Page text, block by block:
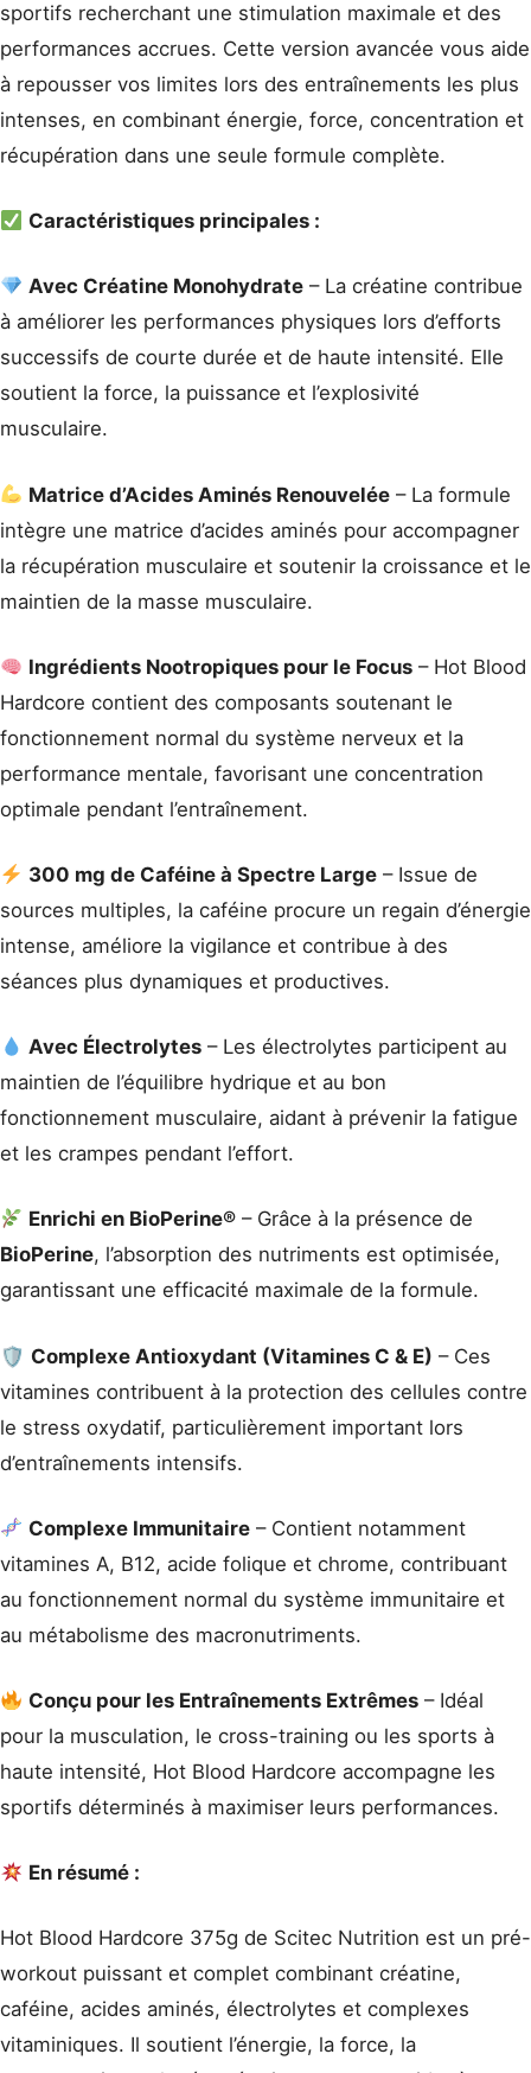
sportifs recherchant une stimulation maximale et des
performances accrues. Cette version avancée vous aide
à repousser vos limites lors des entraînements les plus
intenses, en combinant énergie, force, concentration et
récupération dans une seule formule complète.
Caractéristiques principales :
Avec Créatine Monohydrate – La créatine contribue
à améliorer les performances physiques lors d’efforts
successifs de courte durée et de haute intensité. Elle
soutient la force, la puissance et l’explosivité
musculaire.
Matrice d’Acides Aminés Renouvelée – La formule
intègre une matrice d’acides aminés pour accompagner
la récupération musculaire et soutenir la croissance et le
maintien de la masse musculaire.
Ingrédients Nootropiques pour le Focus – Hot Blood
Hardcore contient des composants soutenant le
fonctionnement normal du système nerveux et la
performance mentale, favorisant une concentration
optimale pendant l’entraînement.
300 mg de Caféine à Spectre Large – Issue de
sources multiples, la caféine procure un regain d’énergie
intense, améliore la vigilance et contribue à des
séances plus dynamiques et productives.
Avec Électrolytes – Les électrolytes participent au
maintien de l’équilibre hydrique et au bon
fonctionnement musculaire, aidant à prévenir la fatigue
et les crampes pendant l’effort.
Enrichi en BioPerine® – Grâce à la présence de
BioPerine, l’absorption des nutriments est optimisée,
garantissant une efficacité maximale de la formule.
🛡 Complexe Antioxydant (Vitamines C & E) – Ces
vitamines contribuent à la protection des cellules contre
le stress oxydatif, particulièrement important lors
d’entraînements intensifs.
Complexe Immunitaire – Contient notamment
vitamines A, B12, acide folique et chrome, contribuant
au fonctionnement normal du système immunitaire et
au métabolisme des macronutriments.
Conçu pour les Entraînements Extrêmes – Idéal
pour la musculation, le cross-training ou les sports à
haute intensité, Hot Blood Hardcore accompagne les
sportifs déterminés à maximiser leurs performances.
En résumé :
Hot Blood Hardcore 375g de Scitec Nutrition est un pré-
workout puissant et complet combinant créatine,
caféine, acides aminés, électrolytes et complexes
vitaminiques. Il soutient l’énergie, la force, la